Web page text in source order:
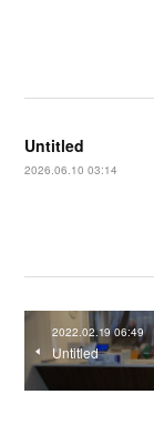
Untitled
2026.06.10 03:14
2022.02.19 06:49
Untitled